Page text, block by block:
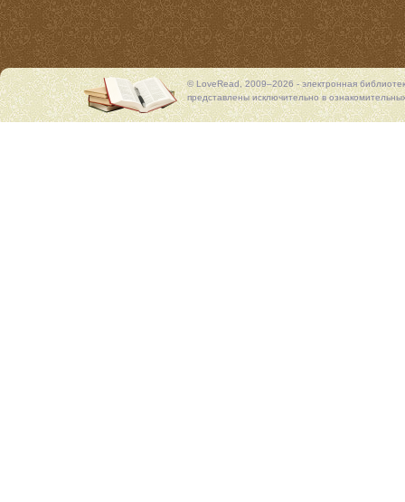
© LoveRead, 2009–2026 - электронная
представлены исключительно в